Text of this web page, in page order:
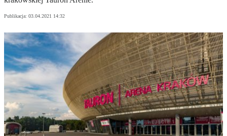
Publikacja: 03.04.2021 14:32